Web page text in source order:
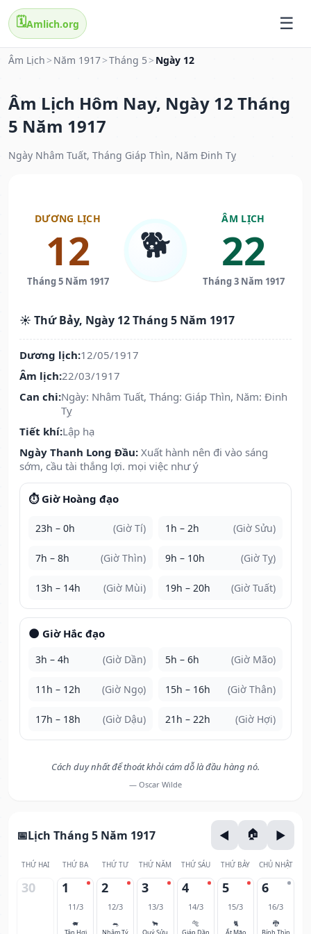
🗓️Amlich.org
Âm Lịch > Năm 1917>Tháng 5 > Ngày 12
Âm Lịch Hôm Nay, Ngày 12 Tháng
5 Năm 1917
Ngày Nhâm Tuất, Tháng Giáp Thìn, Năm Đinh Tỵ
DƯƠNG LỊCH
12
Tháng 5 Năm 1917
🐕
ÂM LỊCH
22
Tháng 3 Năm 1917
☀️ Thứ Bảy, Ngày 12 Tháng 5 Năm 1917
Dương lịch:12/05/1917
Âm lịch:22/03/1917
Can chi:Ngày: Nhâm Tuất, Tháng: Giáp Thìn, Năm: Đinh
Tỵ
Tiết khí:Lập hạ
Ngày Thanh Long Đầu: Xuất hành nên đi vào sáng
sớm, cầu tài thắng lợi. mọi việc như ý
⏱️ Giờ Hoàng đạo
23h – 0h (Giờ Tí) 1h – 2h (Giờ Sửu)
7h – 8h (Giờ Thìn) 9h – 10h (Giờ Tỵ)
13h – 14h (Giờ Mùi) 19h – 20h (Giờ Tuất)
🌑 Giờ Hắc đạo
3h – 4h (Giờ Dần) 5h – 6h (Giờ Mão)
11h – 12h (Giờ Ngọ) 15h – 16h (Giờ Thân)
17h – 18h (Giờ Dậu) 21h – 22h (Giờ Hợi)
Cách duy nhất để thoát khỏi cám dỗ là đầu hàng nó.
— Oscar Wilde
Lịch Tháng 5 Năm 1917
THỨ HAI THỨ BA THỨ TƯ THỨ NĂM THỨ SÁU THỨ BẢY CHỦ NHẬT
30 1
11/3
🐖
2
12/3
🐀
3
13/3
🐂
4
14/3
🐅
5
15/3
🐈
6
16/3
🐉